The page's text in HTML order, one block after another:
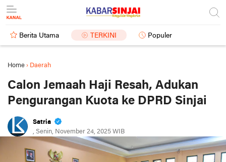
Berita Utama TERKINI Populer
Home › Daerah
Calon Jemaah Haji Resah, Adukan
Pengurangan Kuota ke DPRD Sinjai
Satria
, Senin, November 24, 2025 WIB